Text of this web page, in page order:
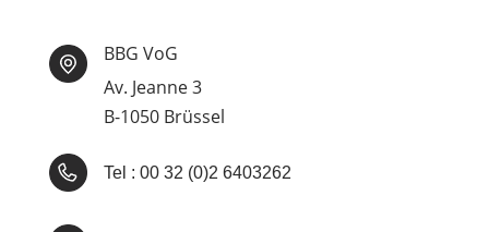
BBG VoG
Av. Jeanne 3
B-1050 Brüssel
Tel : 00 32 (0)2 6403262